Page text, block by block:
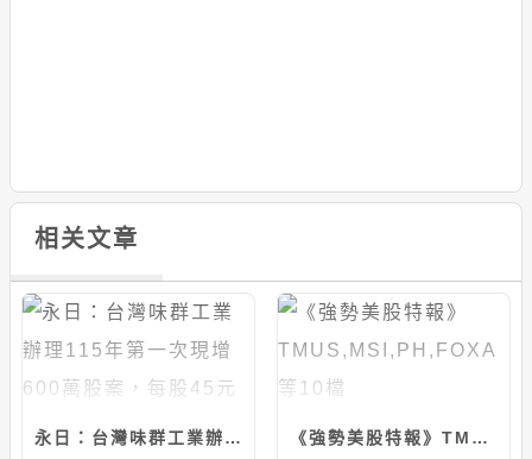
相关文章
永日：台灣味群工業辦理115年第一次現增600萬股案，每股45元 《強勢美股特報》TMUS,MSI,PH,FOXA等10檔